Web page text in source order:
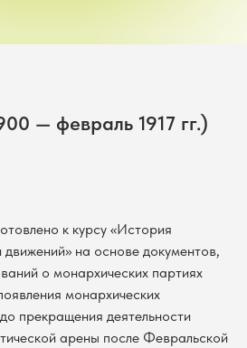
— февраль 1917 гг.)
к курсу «История
движений» на основе документов,
о монархических партиях
монархических
прекращения деятельности
арены после Февральской